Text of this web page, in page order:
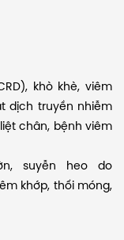
khò khè, viêm
dịch truyền nhiễm
chân, bệnh viêm
suyễn heo do
khớp, thối móng,